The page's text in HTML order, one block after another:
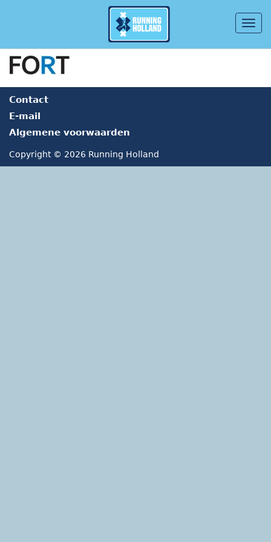
Overslaan en naar de inhoud gaan
Contact
E-mail
Algemene voorwaarden
Copyright © 2026 Running Holland